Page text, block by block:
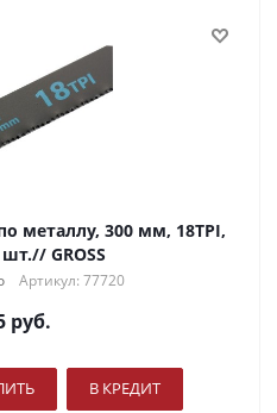
металлу, 300 мм, 18TPI,
GROSS
Артикул: 77720
руб.
В КРЕДИТ